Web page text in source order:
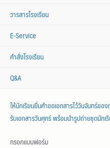
วารสารโรงเรียน
E-Service
คำสั่งโรงเรียน
Q&A
ให้นักเรียนยื่นคำขอเอกสารไว้วันจันทร์ขอ
รับเอกสารวันศุกร์ พร้อมนำรูปถ่ายชุดนัก
กรอกแบบฟอร์ม